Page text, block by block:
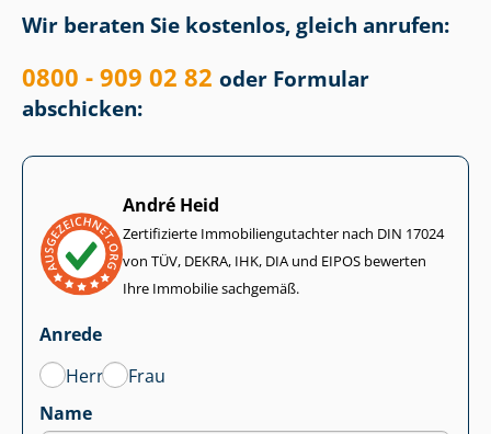
Wir beraten Sie kostenlos, gleich anrufen:
0800 - 909 02 82 oder Formular
abschicken:
André Heid
Zertifizierte Im­mo­bi­li­en­gut­ach­ter nach DIN 17024
von TÜV, DEKRA, IHK, DIA und EIPOS bewerten
Ihre Immobilie sachgemäß.
Anrede
Herr
Frau
Name